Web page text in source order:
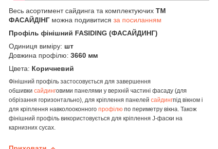
Весь асортимент сайдинга та комплектуючих ТМ
ФАСАЙДІНГ можна подивитися за посиланням
Профіль фінішний FASIDING (ФАСАЙДИНГ)
Одиниця виміру: шт
Довжина профілю: 3660 мм
Цвета: Коричневий
Фінішний профіль застосовується для завершення
обшивки сайдинговими панелями у верхній частині фасаду (для
обрізання горизонтально), для кріплення панелей сайдингпід вікном і
для кріплення навколооконного профілю по периметру вікна. Також
фінішний профіль використовується для кріплення J-фаски на
карнизних сусах.